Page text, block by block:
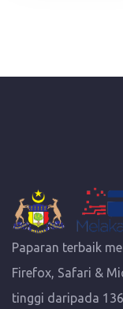
Paparan terbaik
Firefox, Safari &
tinggi daripada